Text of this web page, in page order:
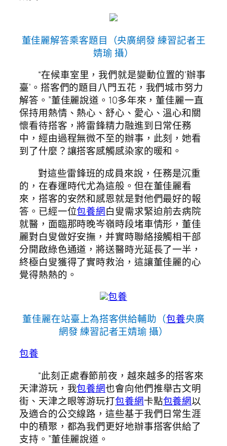
董佳麗解答乘客題目（央廣網發 練習記者王
婧瑜 攝）
“在候車室里，我們就是變動位置的‘辦事
臺’。搭客們的題目八門五花，我們城市努力
解答。”董佳麗說道。10多年來，董佳麗一直
保持用熱情、熱心、舒心、愛心、溫心和關
懷看待搭客，將雷鋒精力融進到日常任務
中，經由過程無微不至的辦事，此刻，她看
到了什麼？讓搭客感觸感染家的暖和。
對這些雷鋒班的成員來說，任務是沉重
的，在春運時代尤為這般。但在董佳麗看
來，搭客的安然和感恩就是對他們最好的報
答。已經一位包養網白叟需求緊迫前去病院
就醫，面臨那時晚岑嶺時段堵車情形，董佳
麗對白叟做好安撫，并實時聯絡接觸相干部
分開啟綠色通道，將送醫時光延長了一半，
終極白叟獲得了實時救治，這讓董佳麗的心
覺得熱熱的。
包養
董佳麗在站臺上為搭客供給輔助（包養央廣
網發 練習記者王婧瑜 攝）
包養
“此刻正處春節前夜，越來越多的搭客來
天津游玩，我包養網也會向他們推舉古文明
街、天津之眼等游玩打包養網卡點包養網以
及適合的公交線路，這些基于我們日常生涯
中的積聚，都為我們更好地辦事搭客供給了
支持。”董佳麗說道。